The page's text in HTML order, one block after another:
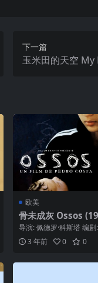
下一篇
玉米田的天空 My
欧美
骨未成灰 Ossos
导演: 佩德罗·科斯塔 编剧
·科斯塔 主演: Vanda
3 年前 0 0